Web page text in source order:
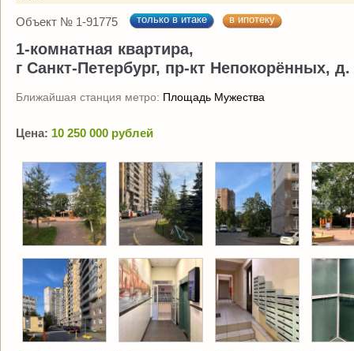
Объект № 1-91775 только в итаке в ипотеку
1-комнатная квартира,
г Санкт-Петербург, пр-кт Непокорённых,
Ближайшая станция метро: Площадь Мужества
Цена: 10 250 000 рублей